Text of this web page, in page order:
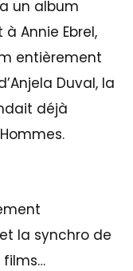
un album
Annie Ebrel,
entièrement
Duval, la
déjà
la synchro de
films…